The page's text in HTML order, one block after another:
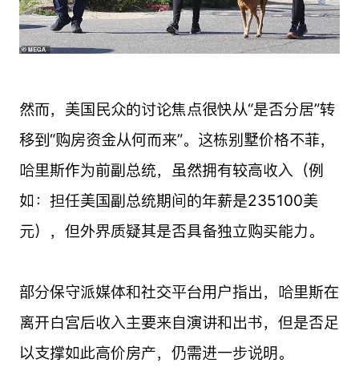
然而，美国民众的讨论焦点很快从“是否分居”转
移到“购房资金从何而来”。这栋别墅价格不菲，
哈里斯作为前副总统，虽然拥有较高收入（例
如：担任美国副总统期间的年薪是235100美
元），但外界质疑其是否具备独立购买能力。
部分保守派媒体和社交平台用户指出，哈里斯在
离开白宫后收入主要来自演讲和出书，但是否足
以支撑如此高价房产，仍需进一步说明。